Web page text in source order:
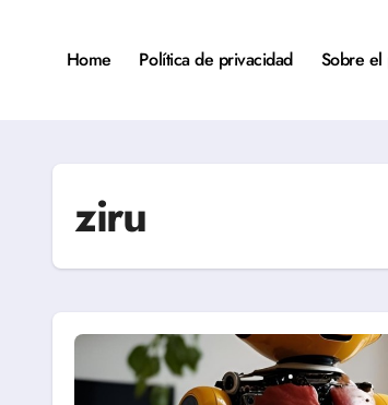
contenidoHome Política de privacidad Sobre
ziru